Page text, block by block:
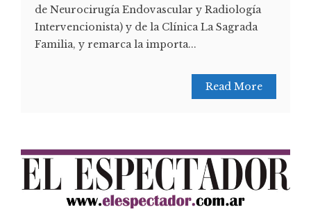
de Neurocirugía Endovascular y Radiología
Intervencionista) y de la Clínica La Sagrada
Familia, y remarca la importa...
Read More